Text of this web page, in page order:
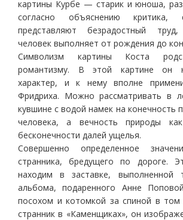
картины Курбе — старик и юноша,
согласно объяснению критика,
представляют безрадостный
человек выполняет от рождения до
Символизм картины Коста
романтизму. В этой картине он
характер, и к нему вполне
Фридриха. Можно рассматривать в
кувшине с водой намек на конечность
человека, а вечность природы
бесконечности далей ущелья.
Совершенно определенное
странника, бредущего по дороге.
находим в заставке, выполненной
альбома, подаренного Анне
посохом и котомкой за спиной в
странник в «Каменщиках», он